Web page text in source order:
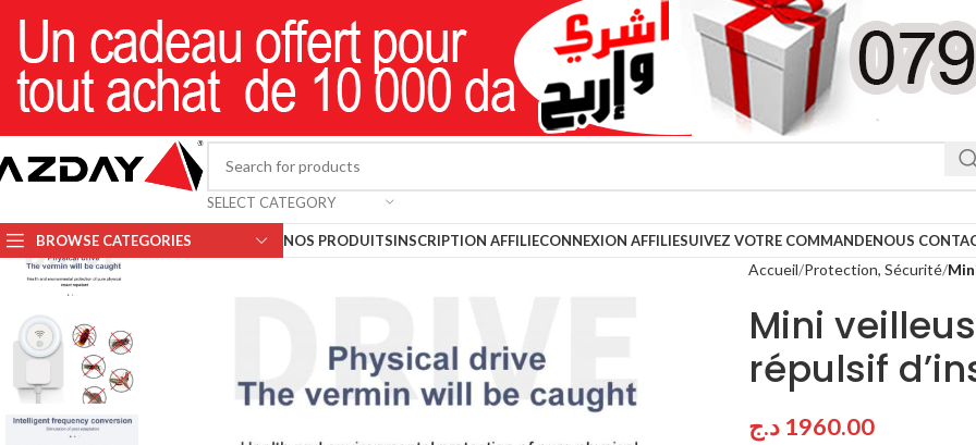
SELECT CATEGORY
BROWSE CATEGORIES NOS PRODUITSINSCRIPTION AFFILIECONNEXION AFFILIESUIVEZ VOTRE COMMANDENOUS
Accueil Protection, Sécurité
Mini
répulsif
1960.00 د.ج